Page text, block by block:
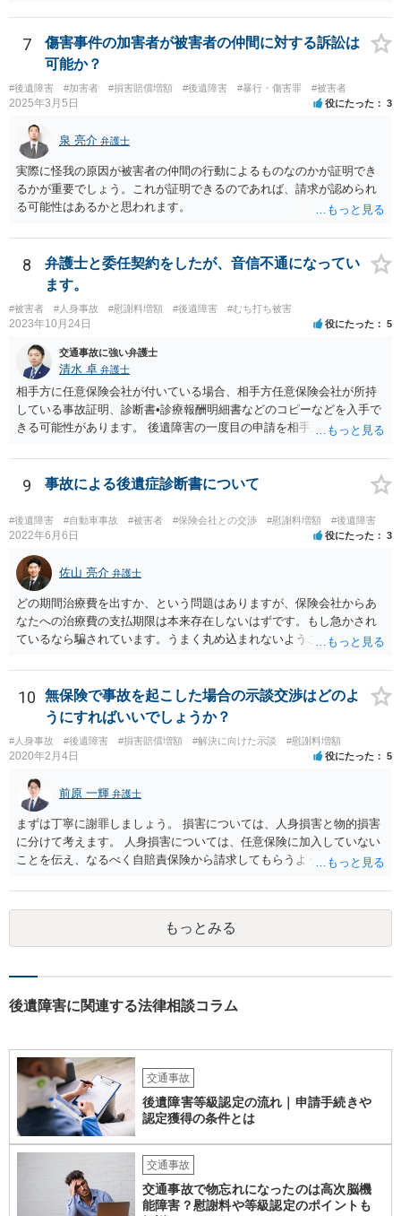
い場合が多いです。 また、保険会社から提案される金額は低めに出さ
れることも多いため、その交渉のために弁護士を入れるということも
考えられるかと思われます。
7
傷害事件の加害者が被害者の仲間に対する訴訟は
可能か？
#後遺障害 #加害者 #損害賠償増額 #後遺障害 #暴行・傷害罪 #被害者
2025年3月5日 役にたった 3
泉 亮介 弁護士
実際に怪我の原因が被害者の仲間の行動によるものなのかが証明でき
るかが重要でしょう。これが証明できるのであれば、請求が認められ
る可能性はあるかと思われます。
8
弁護士と委任契約をしたが、音信不通になってい
ます。
#被害者 #人身事故 #慰謝料増額 #後遺障害 #むち打ち被害
2023年10月24日 役にたった 5
交通事故に強い弁護士
清水 卓 弁護士
相手方に任意保険会社が付いている場合、相手方任意保険会社が所持
している事故証明、診断書•診療報酬明細書などのコピーなどを入手で
きる可能性があります。 後遺障害の一度目の申請を相手方任意保険会
果と認定理由書も相手方任意保険会社から入手できる可能性がありま
す。 これらが難しくても、通院していた病院のカルテを取り付けるこ
ているがが定かではありませんが、昨年４月から既に１年半年程度経
過しており、時効なども意識しながら対応をしておきたいところで
す。 待っていても事態が打開しない可能性もあるため、依頼の対応が
可能な弁護士に個別に問い合わせ、上記の方法等を参考に進め方を相
談してみるのが望ましいかもしれません。
9 事故による後遺症診断書について
#後遺障害 #自動車事故 #被害者 #保険会社との交渉 #慰謝料増額 #後遺障害
2022年6月6日 役にたった 3
佐山 亮介 弁護士
どの期間治療費を出すか、という問題はありますが、保険会社からあ
なたへの治療費の支払期限は本来存在しないはずです。もし急かされ
ているなら騙されています。うまく丸め込まれないようご注意下さ
せんが、受診したならば提出すべきです。
10
無保険で事故を起こした場合の示談交渉はどのよ
うにすればいいでしょうか？
#人身事故 #後遺障害 #損害賠償増額 #解決に向けた示談 #慰謝料増額
2020年2月4日 役にたった 5
前原 一輝 弁護士
まずは丁寧に謝罪しましょう。 損害については、人身損害と物的損害
に分けて考えます。 人身損害については、任意保険に加入していない
ことを伝え、なるべく自賠責保険から請求してもらうようお願いして
願いしてください。 物的損害については、請求の根拠を精査する必要
があり、写真や見積書を送ってもらい、請求金額が正当化をちゃんと
チェックする必要があります。 相談者様の資力がどれだけあるのかは
分かりませんが、資力に応じた対応をして行くほかありません。 訴訟
ャラクターの問題もあるので、どうすればよいのかという正解はあり
合によっては交渉を任せた方がいいかもしれません。
もっとみる
後遺障害に関連する法律相談コラム
交通事故
後遺障害等級認定の流れ｜申請手続きや
認定獲得の条件とは
交通事故
交通事故で物忘れになったのは高次脳機
能障害？慰謝料や等級認定のポイントも